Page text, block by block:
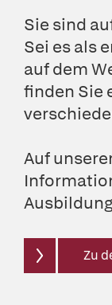
Sie sind
Sei es als
auf dem
finden Sie
Auf
Zu